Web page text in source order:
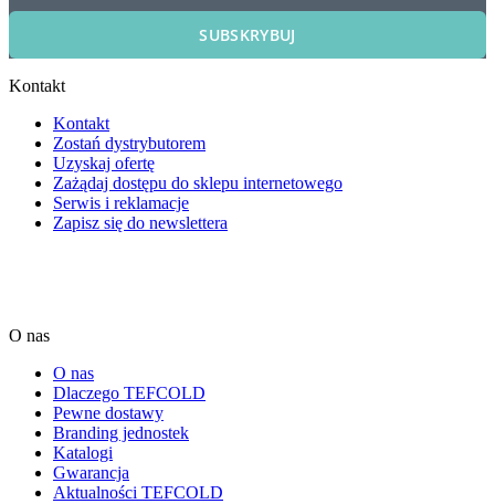
SUBSKRYBUJ
Kontakt
Kontakt
Zostań dystrybutorem
Uzyskaj ofertę
Zażądaj dostępu do sklepu internetowego
Serwis i reklamacje
Zapisz się do newslettera
O nas
O nas
Dlaczego TEFCOLD
Pewne dostawy
Branding jednostek
Katalogi
Gwarancja
Aktualności TEFCOLD